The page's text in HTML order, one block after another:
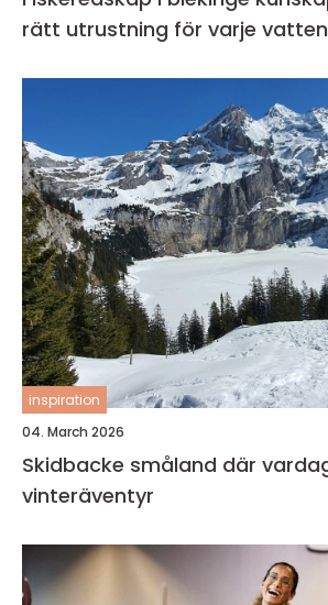
rätt utrustning för varje vatten
inspiration
04. March 2026
Skidbacke småland där vardagen möter
vinteräventyr